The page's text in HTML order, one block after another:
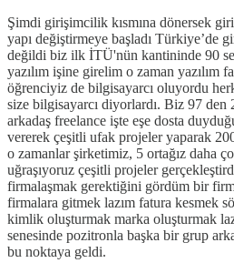
Şimdi girişimcilik kısmına dönersek
yapı değiştirmeye başladı Türkiye’de
değildi biz ilk İTÜ'nün kantininde 90
yazılım işine girelim o zaman yazılım
öğrenciyiz de bilgisayarcı oluyordu
size bilgisayarcı diyorlardı. Biz 97 den
arkadaş freelance işte eşe dosta
vererek çeşitli ufak projeler yaparak
o zamanlar şirketimiz, 5 ortağız daha
uğraşıyoruz çeşitli projeler
firmalaşmak gerektiğini gördüm bir
firmalara gitmek lazım fatura kesmek
kimlik oluşturmak marka oluşturmak
senesinde pozitronla başka bir grup
bu noktaya geldi.